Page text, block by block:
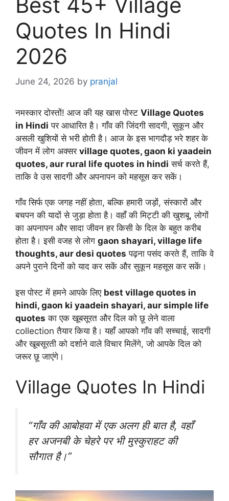
Quotes In Hindi
2026
June 24, 2026 by pranjal
नमस्कार दोस्तों! आज की यह खास पोस्ट Village Quotes
in Hindi पर आधारित है। गाँव की जिंदगी सादगी, सुकून और
असली खुशियों से भरी होती है। आज के इस भागदौड़ भरे शहर के
जीवन में लोग अक्सर village quotes, gaon ki yaadein
quotes, aur rural life quotes in hindi सर्च करते हैं,
ताकि वे उस सादगी और अपनापन को महसूस कर सकें।
गाँव सिर्फ एक जगह नहीं होता, बल्कि हमारी जड़ों, संस्कारों और
बचपन की यादों से जुड़ा होता है। वहाँ की मिट्टी की खुशबू, लोगों
का अपनापन और सादा जीवन हर किसी के दिल के बहुत करीब
होता है। इसी वजह से लोग gaon shayari, village life
thoughts, aur desi quotes पढ़ना पसंद करते हैं, ताकि वे
अपने पुराने दिनों को याद कर सकें और सुकून महसूस कर सकें।
इस पोस्ट में हमने आपके लिए best village quotes in
hindi, gaon ki yaadein shayari, aur simple life
quotes का एक खूबसूरत और दिल को छू लेने वाला
collection तैयार किया है। यहाँ आपको गाँव की सच्चाई, सादगी
और खूबसूरती को दर्शाने वाले विचार मिलेंगे, जो आपके दिल को
जरूर छू जाएंगे।
Village Quotes In Hindi
“गाँव की आबोहवा में एक अलग ही बात है, वहाँ
हर अजनबी के चेहरे पर भी मुस्कुराहट की
सौगात है।”